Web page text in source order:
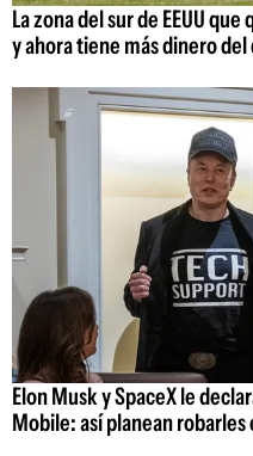
La zona del sur de EEUU
y ahora tiene más dinero
Elon Musk y SpaceX le
Mobile: así planean